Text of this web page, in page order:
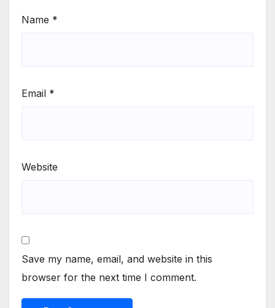
Name *
Email *
Website
Save my name, email, and website in this
browser for the next time I comment.